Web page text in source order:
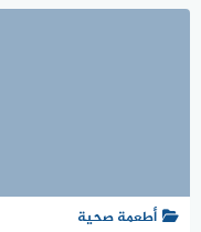
أطعمة صحية